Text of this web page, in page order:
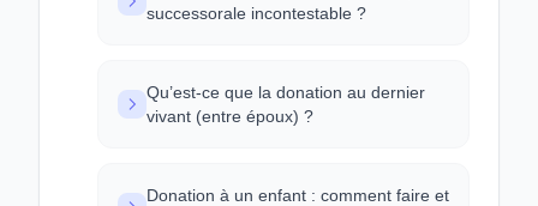
successorale incontestable ?
Qu’est-ce que la donation au dernier
vivant (entre époux) ?
Donation à un enfant : comment faire et